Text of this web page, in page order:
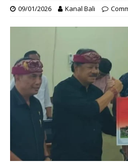
09/01/2026 Kanal Bali